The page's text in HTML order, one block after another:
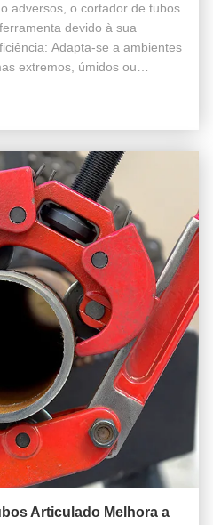
adversos, o cortador de tubos
devido à sua
Adapta-se a ambientes
extremos, úmidos ou
Articulado Melhora a